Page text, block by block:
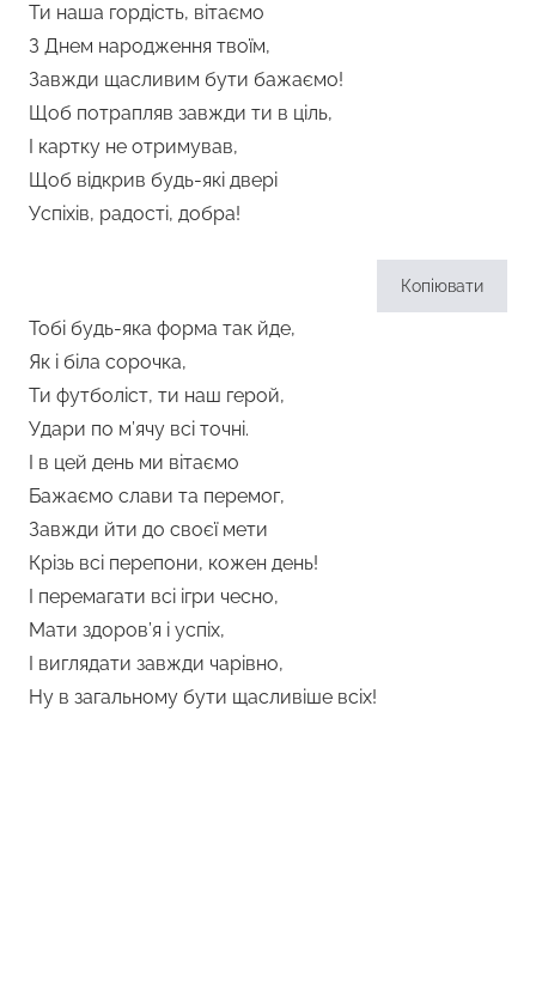
Ти наша гордість, вітаємо
З Днем народження твоїм,
Завжди щасливим бути бажаємо!
Щоб потрапляв завжди ти в ціль,
І картку не отримував,
Щоб відкрив будь-які двері
Успіхів, радості, добра!
Копіювати
Тобі будь-яка форма так йде,
Як і біла сорочка,
Ти футболіст, ти наш герой,
Удари по м’ячу всі точні.
І в цей день ми вітаємо
Бажаємо слави та перемог,
Завжди йти до своєї мети
Крізь всі перепони, кожен день!
І перемагати всі ігри чесно,
Мати здоров’я і успіх,
І виглядати завжди чарівно,
Ну в загальному бути щасливіше всіх!